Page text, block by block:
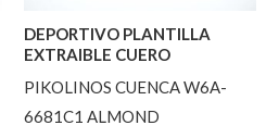
DEPORTIVO PLANTILLA
EXTRAIBLE CUERO
PIKOLINOS CUENCA W6A-
6681C1 ALMOND